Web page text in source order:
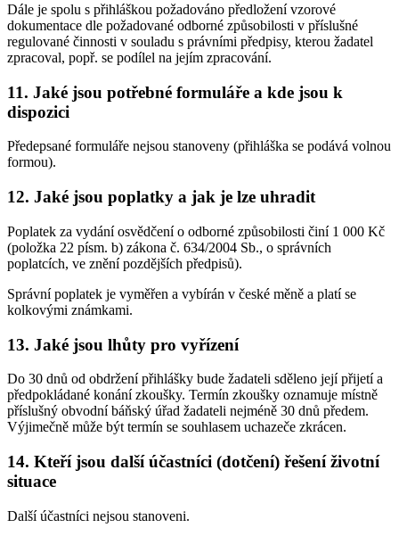
Dále je spolu s přihláškou požadováno předložení vzorové
dokumentace dle požadované odborné způsobilosti v příslušné
regulované činnosti v souladu s právními předpisy, kterou žadatel
zpracoval, popř. se podílel na jejím zpracování.
11. Jaké jsou potřebné formuláře a kde jsou k
dispozici
Předepsané formuláře nejsou stanoveny (přihláška se podává volnou
formou).
12. Jaké jsou poplatky a jak je lze uhradit
Poplatek za vydání osvědčení o odborné způsobilosti činí 1 000 Kč
(položka 22 písm. b) zákona č. 634/2004 Sb., o správních
poplatcích, ve znění pozdějších předpisů).
Správní poplatek je vyměřen a vybírán v české měně a platí se
kolkovými známkami.
13. Jaké jsou lhůty pro vyřízení
Do 30 dnů od obdržení přihlášky bude žadateli sděleno její přijetí a
předpokládané konání zkoušky. Termín zkoušky oznamuje místně
příslušný obvodní báňský úřad žadateli nejméně 30 dnů předem.
Výjimečně může být termín se souhlasem uchazeče zkrácen.
14. Kteří jsou další účastníci (dotčení) řešení životní
situace
Další účastníci nejsou stanoveni.